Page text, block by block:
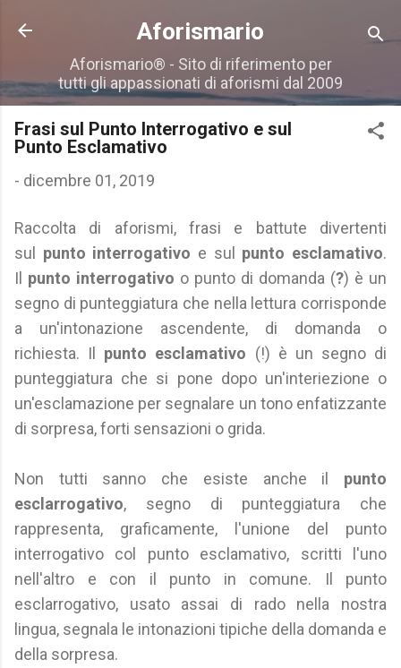
Passa ai contenuti principali
Aforismario
Aforismario® - Sito di riferimento per
tutti gli appassionati di aforismi dal 2009
Frasi sul Punto Interrogativo e sul
Punto Esclamativo
- dicembre 01, 2019
Raccolta di aforismi, frasi e battute divertenti
sul punto interrogativo e sul punto esclamativo.
Il punto interrogativo o punto di domanda (?) è un
segno di punteggiatura che nella lettura corrisponde
a un'intonazione ascendente, di domanda o
richiesta. Il punto esclamativo (!) è un segno di
punteggiatura che si pone dopo un'interiezione o
un'esclamazione per segnalare un tono enfatizzante
di sorpresa, forti sensazioni o grida.
Non tutti sanno che esiste anche il punto
esclarrogativo, segno di punteggiatura che
rappresenta, graficamente, l'unione del punto
interrogativo col punto esclamativo, scritti l'uno
nell'altro e con il punto in comune. Il punto
esclarrogativo, usato assai di rado nella nostra
lingua, segnala le intonazioni tipiche della domanda e
della sorpresa.